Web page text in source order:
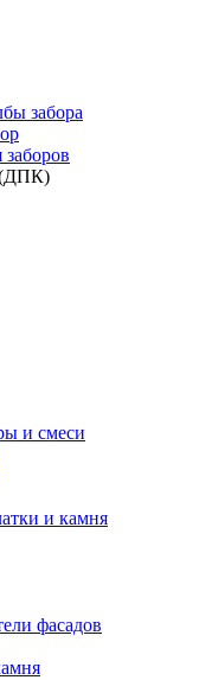
забора
(ДПК)
и смеси
и камня
фасадов